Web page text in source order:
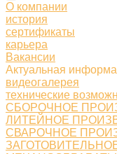
О компании
история
сертификаты
карьера
Вакансии
Актуальная
видеогалерея
технические
СБОРОЧНОЕ
ЛИТЕЙНОЕ
СВАРОЧНОЕ